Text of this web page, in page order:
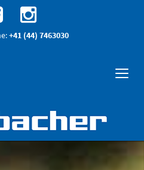
+41 (44) 7463030